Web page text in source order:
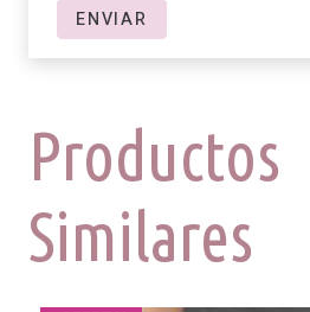
Productos
Similares